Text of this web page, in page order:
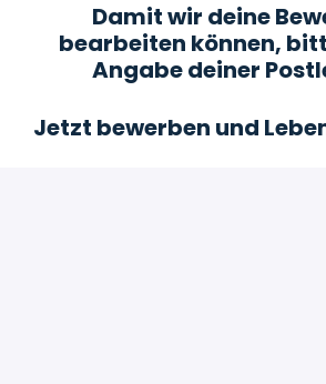
Damit wir deine
bearbeiten können,
Angabe deiner
Jetzt bewerben und